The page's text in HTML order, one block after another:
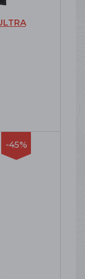
-45%